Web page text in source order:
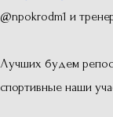
@npokrodm1 и
Лучших будем
спортивные наши